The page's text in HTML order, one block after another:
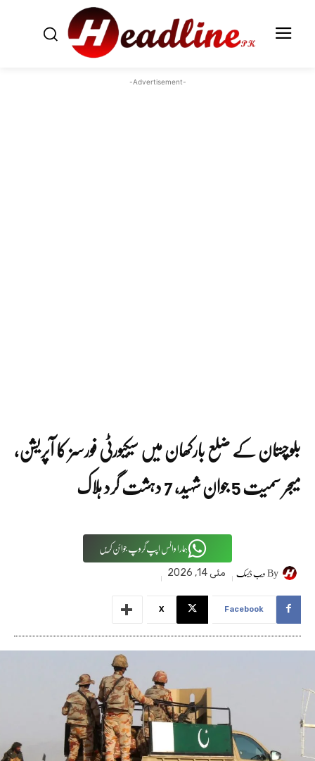
-Advertisement-
بلوچستان کے ضلع بارکھان میں سیکیورٹی فورسز کا آپریشن،
میجر سمیت 5 جوان شہید، 7 دہشت گرد ہلاک
ہمارا واٹس اپپ گروپ جوائن کریں
Byویب ڈیسک مئی 14, 2026
Facebook
X